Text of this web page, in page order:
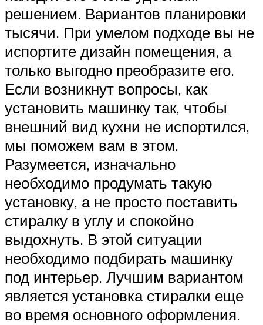
решением. Вариантов планировки
тысячи. При умелом подходе вы не
испортите дизайн помещения, а
только выгодно преобразите его.
Если возникнут вопросы, как
установить машинку так, чтобы
внешний вид кухни не испортился,
мы поможем вам в этом.
Разумеется, изначально
необходимо продумать такую
установку, а не просто поставить
стиралку в углу и спокойно
выдохнуть. В этой ситуации
необходимо подбирать машинку
под интерьер. Лучшим вариантом
является установка стиралки еще
во время основного оформления.